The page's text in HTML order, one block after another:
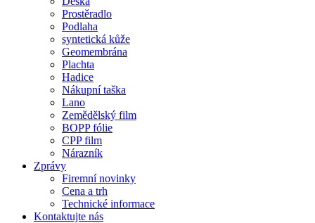
Prostěradlo
Podlaha
syntetická kůže
Geomembrána
Plachta
Hadice
Nákupní taška
Lano
Zemědělský film
BOPP fólie
CPP film
Nárazník
Zprávy
Firemní novinky
Cena a trh
Technické informace
Kontaktujte nás